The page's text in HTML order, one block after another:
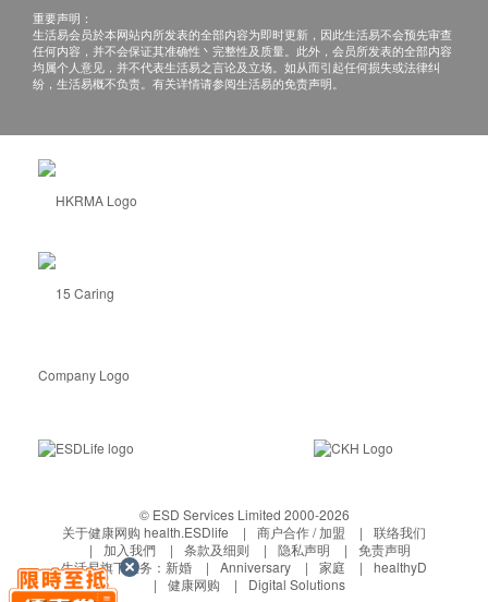
或过期退回，供应商有权不受理。
3. 如有其他损坏或遗漏查询，顾客必须保留有效收据
正本，并于送货后3个工作天内按下列方式联络生活
易客户服务部跟进。
重要声明：
生活易会员於本网站内所发表的全部内容为即时更新，因此生活易不会预先审查
任何内容，并不会保证其准确性丶完整性及质量。此外，会员所发表的全部内容
均属个人意见，并不代表生活易之言论及立场。如从而引起任何损失或法律纠
纷，生活易概不负责。有关详情请参阅生活易的免责声明。
© ESD Services Limited 2000-2026
关于健康网购 health.ESDlife
商户合作 / 加盟
联络我们
加入我們
条款及细则 隐私声明
免责声明
生活易旗下业务： 新婚 Anniversary 家庭
healthyD
健康网购
Digital Solutions